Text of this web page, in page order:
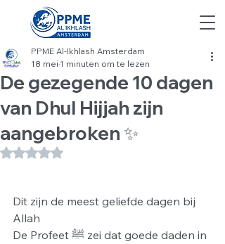
De gezegende 10 dagen
van Dhul Hijjah zijn
aangebroken ✨
PPME Al-Ikhlash Amsterdam
18 mei 1 minuten om te lezen
Beoordeeld met NaN uit 5 sterren.
Dit zijn de meest geliefde dagen bij
Allah
De Profeet ﷺ zei dat goede daden in